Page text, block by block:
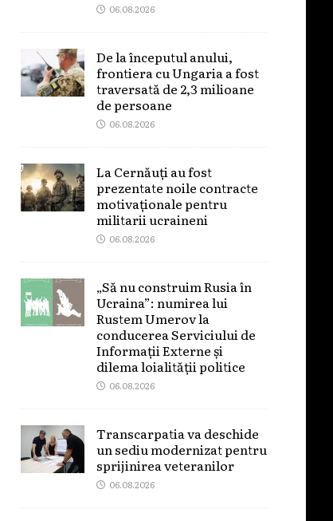
06.08.2026
De la începutul anului,
frontiera cu Ungaria a fost
traversată de 2,3 milioane
de persoane
06.08.2026
La Cernăuți au fost
prezentate noile contracte
motivaționale pentru
militarii ucraineni
06.08.2026
„Să nu construim Rusia în
Ucraina”: numirea lui
Rustem Umerov la
conducerea Serviciului de
Informații Externe și
dilema loialității politice
06.08.2026
Transcarpatia va deschide
un sediu modernizat pentru
sprijinirea veteranilor
06.08.2026